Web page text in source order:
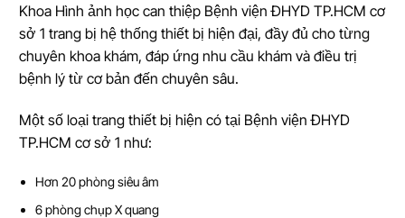
Khoa Hình ảnh học can thiệp Bệnh viện ĐHYD TP.HCM cơ
sở 1 trang bị hệ thống thiết bị hiện đại, đầy đủ cho từng
chuyên khoa khám, đáp ứng nhu cầu khám và điều trị
bệnh lý từ cơ bản đến chuyên sâu.
Một số loại trang thiết bị hiện có tại Bệnh viện ĐHYD
TP.HCM cơ sở 1 như:
Hơn 20 phòng siêu âm
6 phòng chụp X quang